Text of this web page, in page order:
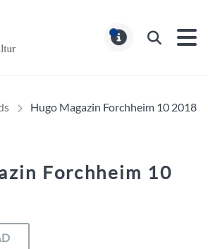
Suchen
Hugo Magazin Forchheim 10 2018
Forchheim 10